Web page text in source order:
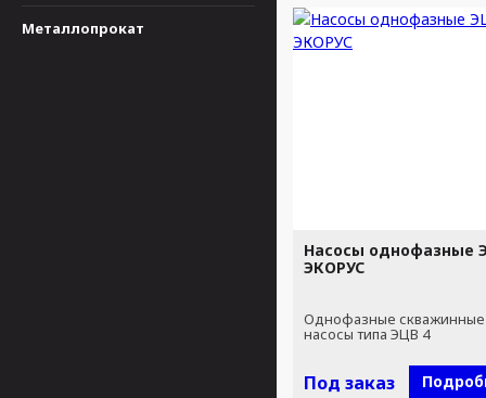
Металлопрокат
Насосы однофазные
ЭКОРУС
Однофазные скважинные
насосы типа ЭЦВ 4
Под заказ